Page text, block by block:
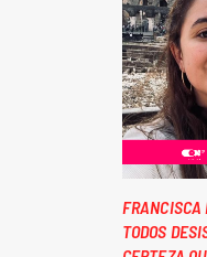
FRANCISCA
TODOS